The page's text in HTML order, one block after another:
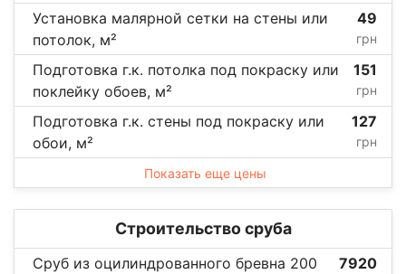
Установка малярной сетки на стены или
потолок, м²
49
грн
Подготовка г.к. потолка под покраску или
поклейку обоев, м²
151
грн
Подготовка г.к. стены под покраску или
обои, м²
127
грн
Показать еще цены
Строительство сруба
Сруб из оцилиндрованного бревна 200
7920